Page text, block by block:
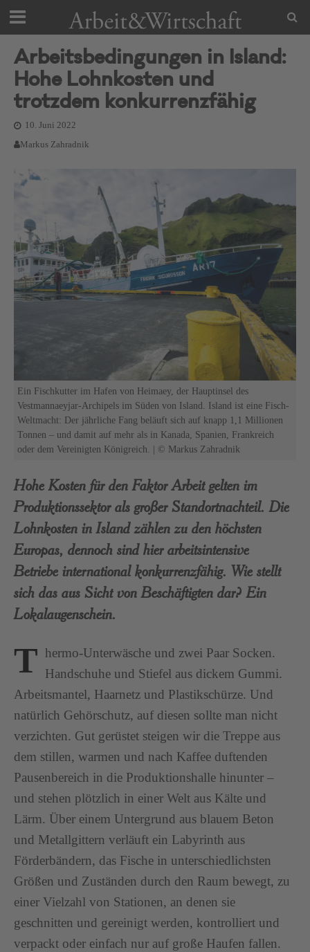
Arbeitsbedingungen in Island:
Hohe Lohnkosten und
trotzdem konkurrenzfähig
10. Juni 2022
Markus Zahradnik
Ein Fischkutter im Hafen von Heimaey, der Hauptinsel des
Vestmannaeyjar-Archipels im Süden von Island. Island ist eine Fisch-
Weltmacht: Der jährliche Fang beläuft sich auf knapp 1,1 Millionen
Tonnen – und damit auf mehr als in Kanada, Spanien, Frankreich
oder dem Vereinigten Königreich. | © Markus Zahradnik
Hohe Kosten für den Faktor Arbeit gelten im
Produktionssektor als großer Standortnachteil. Die
Lohnkosten in Island zählen zu den höchsten
Europas, dennoch sind hier arbeitsintensive
Betriebe international konkurrenzfähig. Wie stellt
sich das aus Sicht von Beschäftigten dar? Ein
Lokalaugenschein.
T hermo-Unterwäsche und zwei Paar Socken.
Handschuhe und Stiefel aus dickem Gummi.
Arbeitsmantel, Haarnetz und Plastikschürze. Und
natürlich Gehörschutz, auf diesen sollte man nicht
verzichten. Gut gerüstet steigen wir die Treppe aus
dem stillen, warmen und nach Kaffee duftenden
Pausenbereich in die Produktionshalle hinunter –
und stehen plötzlich in einer Welt aus Kälte und
Lärm. Über einem Untergrund aus blauem Beton
und Metallgittern verläuft ein Labyrinth aus
Förderbändern, das Fische in unterschiedlichsten
Größen und Zuständen durch den Raum bewegt, zu
einer Vielzahl von Stationen, an denen sie
geschnitten und gereinigt werden, kontrolliert und
verpackt oder einfach nur auf große Haufen fallen.